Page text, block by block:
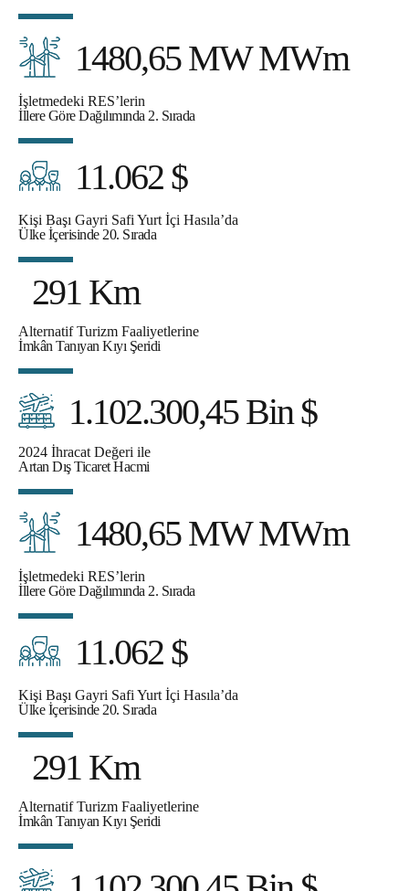
1480,65 MW MWm
İşletmedeki RES’lerin
İllere Göre Dağılımında 2. Sırada
11.062 $
Kişi Başı Gayri Safi Yurt İçi Hasıla’da
Ülke İçerisinde 20. Sırada
291 Km
Alternatif Turizm Faaliyetlerine
İmkân Tanıyan Kıyı Şeridi
1.102.300,45 Bin $
2024 İhracat Değeri ile
Artan Dış Ticaret Hacmi
1480,65 MW MWm
İşletmedeki RES’lerin
İllere Göre Dağılımında 2. Sırada
11.062 $
Kişi Başı Gayri Safi Yurt İçi Hasıla’da
Ülke İçerisinde 20. Sırada
291 Km
Alternatif Turizm Faaliyetlerine
İmkân Tanıyan Kıyı Şeridi